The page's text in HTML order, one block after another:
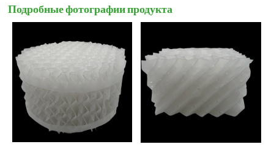
Подробные фотографии продукта